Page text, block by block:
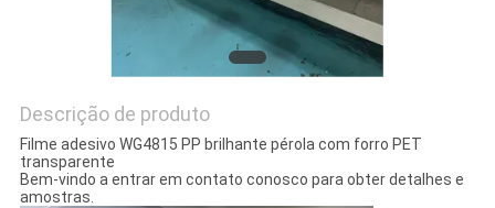
Descrição de produto
Filme adesivo WG4815 PP brilhante pérola com forro PET
transparente
Bem-vindo a entrar em contato conosco para obter detalhes e
amostras.